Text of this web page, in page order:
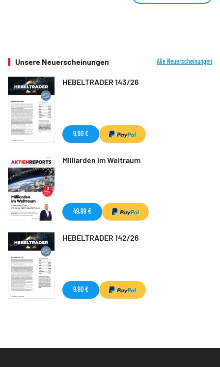
Unsere Neuerscheinungen Alle Neuerscheinungen
HEBELTRADER 143/26
9,90 €
Milliarden im Weltraum
49,99 €
HEBELTRADER 142/26
9,90 €